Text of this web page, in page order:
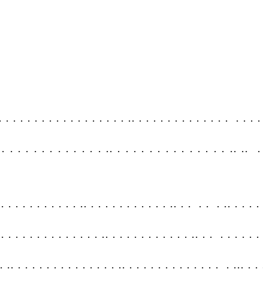
. . . . . . . . . . . . . . . . .. . . . . . . . . . . . . . . . .
. . . . . . . . . . . . .. . . . . . . . . . . . . . . .. ..
. . . . . . . . . . .. . . . . . . . . . . . .. . . . . . .. . . . .
. . . . . . . . . . . . . .. . . . . . . . . . . . .. . . . . . . .
.. . . . . . . . . . . . . . . .. . . . . . . . . . . . . . . ... .